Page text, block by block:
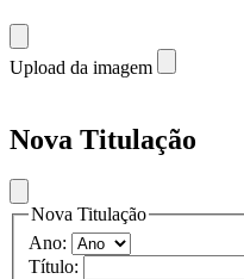
Upload da imagem
Nova Titulação
Nova Titulação
Ano:
Título: